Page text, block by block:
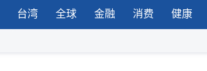
台湾 全球 金融 消费 健康